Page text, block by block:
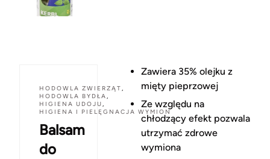
HODOWLA ZWIERZĄT,
HODOWLA BYDŁA,
HIGIENA UDOJU,
HIGIENA I PIELĘGNACJA WYMION
Balsam
do
Zawiera 35% olejku z
mięty pieprzowej
Ze względu na
chłodzący efekt pozwala
utrzymać zdrowe
wymiona